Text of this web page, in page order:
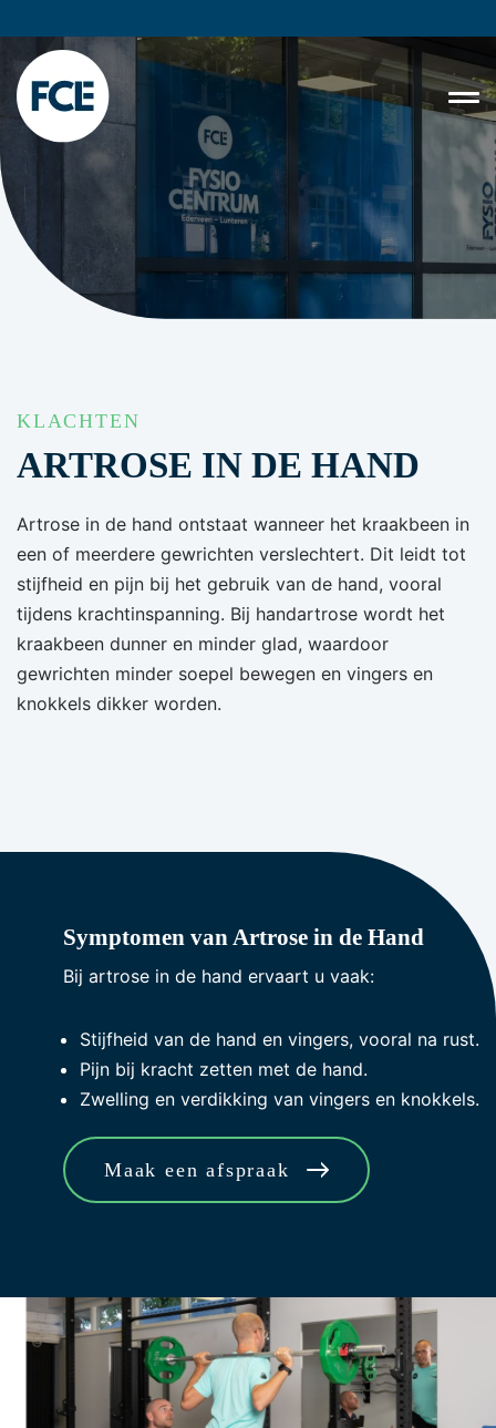
KLACHTEN
ARTROSE IN DE HAND
Artrose in de hand ontstaat wanneer het kraakbeen in
een of meerdere gewrichten verslechtert. Dit leidt tot
stijfheid en pijn bij het gebruik van de hand, vooral
tijdens krachtinspanning. Bij handartrose wordt het
kraakbeen dunner en minder glad, waardoor
gewrichten minder soepel bewegen en vingers en
knokkels dikker worden.
Symptomen van Artrose in de Hand
Bij artrose in de hand ervaart u vaak:
Stijfheid van de hand en vingers, vooral na rust.
Pijn bij kracht zetten met de hand.
Zwelling en verdikking van vingers en knokkels.
Maak een afspraak